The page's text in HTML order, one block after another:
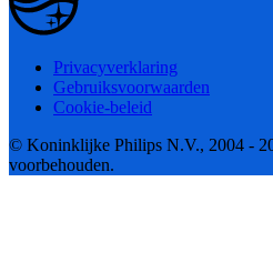
Privacyverklaring
Gebruiksvoorwaarden
Cookie-beleid
© Koninklijke Philips N.V., 2004 -
voorbehouden.